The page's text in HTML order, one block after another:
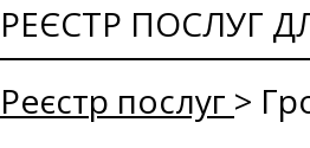
РЕЄСТР ПОСЛУГ
Реєстр послуг >